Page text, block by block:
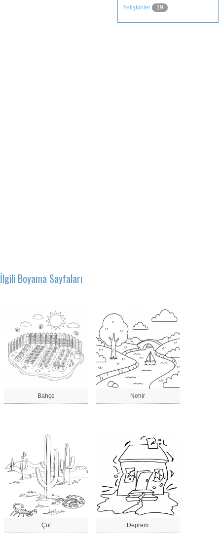
Yetişkinler 19
İlgili Boyama Sayfaları
Bahçe Nehir
Çöl Deprem